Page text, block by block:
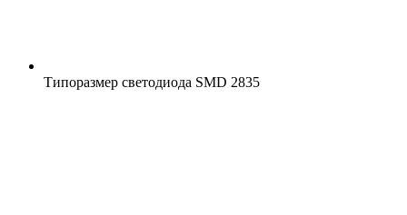
Типоразмер светодиода SMD 2835